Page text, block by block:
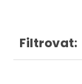
Filtrovat: